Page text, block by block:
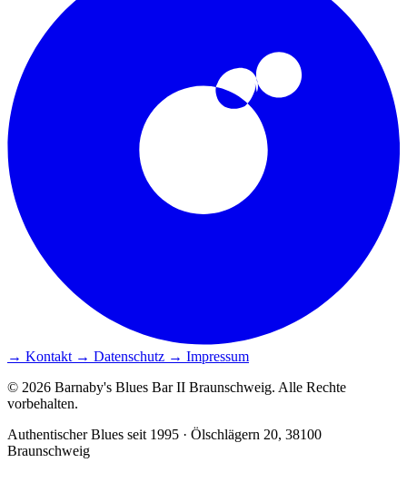
→ Kontakt → Datenschutz → Impressum
© 2026 Barnaby's Blues Bar II Braunschweig. Alle Rechte
vorbehalten.
Authentischer Blues seit 1995 · Ölschlägern 20, 38100
Braunschweig